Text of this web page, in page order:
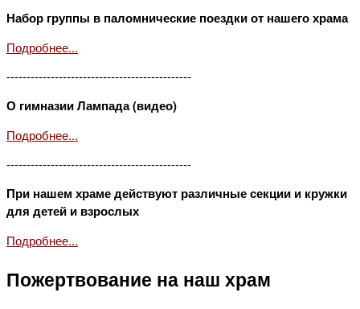
Набор группы в паломнические поездки от нашего храма
Подробнее...
----------------------------------------------
О гимназии Лампада (видео)
Подробнее...
----------------------------------------------
При нашем храме действуют различные секции и кружки
для детей и взрослых
Подробнее...
Пожертвование на наш храм